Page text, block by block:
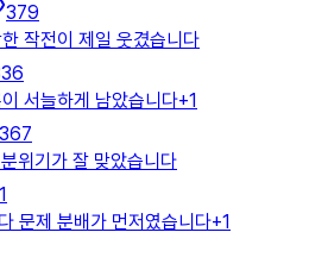
379
작전이 제일 웃겼습니다
서늘하게 남았습니다+1
367
위기가 잘 맞았습니다
문제 분배가 먼저였습니다+1